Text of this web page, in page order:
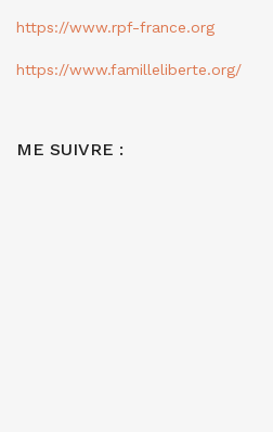
https://www.rpf-france.org
https://www.familleliberte.org/
ME SUIVRE :